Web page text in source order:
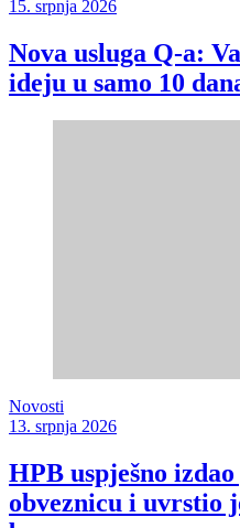
15. srpnja 2026
Nova usluga Q-a:
ideju u samo 10
Novosti
13. srpnja 2026
HPB uspješno
obveznicu i uvrstio